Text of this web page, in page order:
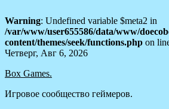
Warning: Undefined variable $meta2 in
/var/www/user655586/data/www/
content/themes/seek/functions.php on
Skip
content
Четверг, Авг 6, 2026
Box Games.
Игровое сообщество геймеров.